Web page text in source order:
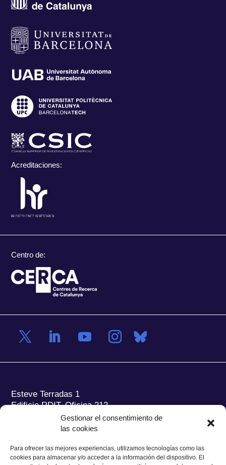
Gestionar el consentimiento de
las cookies
Para ofrecer las mejores experiencias, utilizamos tecnologías como las
cookies para almacenar y/o acceder a la información del dispositivo. El
Acreditaciones:
Centro de:
Esteve Terradas 1
Edificio RDIT, Oficina 212
Parc Mediterrani de la Tecnologia (PMT) Campus
08860 Castelldefels (Barcelona)